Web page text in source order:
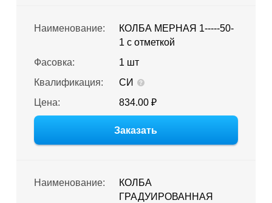
Наименование:
КОЛБА МЕРНАЯ 1-----50-
1 с отметкой
Фасовка:
1 шт
Квалификация:
СИ
Цена:
834.00 ₽
Заказать
Наименование:
КОЛБА
ГРАДУИРОВАННАЯ